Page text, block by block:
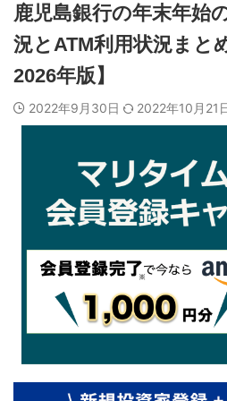
鹿児島銀行の年末年始
況とATM利用状況まと
2026年版】
2022年9月30日 2022年10月21